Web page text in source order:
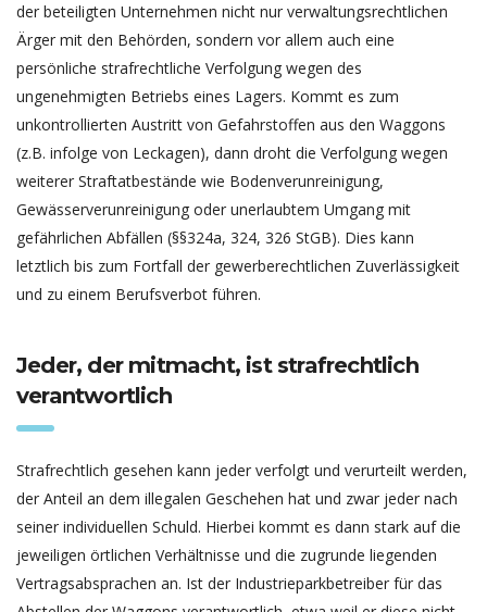
der beteiligten Unternehmen nicht nur verwaltungsrechtlichen
Ärger mit den Behörden, sondern vor allem auch eine
persönliche strafrechtliche Verfolgung wegen des
ungenehmigten Betriebs eines Lagers. Kommt es zum
unkontrollierten Austritt von Gefahrstoffen aus den Waggons
(z.B. infolge von Leckagen), dann droht die Verfolgung wegen
weiterer Straftatbestände wie Bodenverunreinigung,
Gewässerverunreinigung oder unerlaubtem Umgang mit
gefährlichen Abfällen (§§324a, 324, 326 StGB). Dies kann
letztlich bis zum Fortfall der gewerberechtlichen Zuverlässigkeit
und zu einem Berufsverbot führen.
Jeder, der mitmacht, ist strafrechtlich
verantwortlich
Strafrechtlich gesehen kann jeder verfolgt und verurteilt werden,
der Anteil an dem illegalen Geschehen hat und zwar jeder nach
seiner individuellen Schuld. Hierbei kommt es dann stark auf die
jeweiligen örtlichen Verhältnisse und die zugrunde liegenden
Vertragsabsprachen an. Ist der Industrieparkbetreiber für das